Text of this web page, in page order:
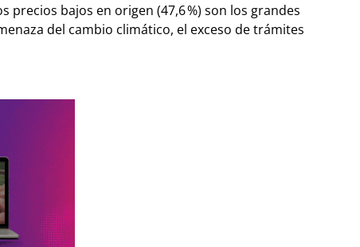
precios bajos en origen (47,6 %) son los grandes
del cambio climático, el exceso de trámites